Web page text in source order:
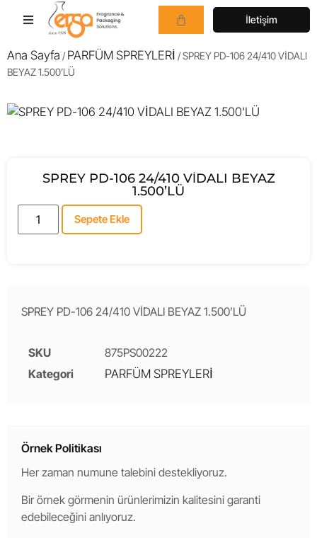
İletişim
Ana Sayfa /PARFÜM SPREYLERİ / SPREY PD-106 24/410 VİDALI
BEYAZ 1.500’LÜ
SPREY PD-106 24/410 VİDALI BEYAZ
1.500’LÜ
Sepete Ekle
SPREY PD-106 24/410 VİDALI BEYAZ 1.500’LÜ
SKU
875PS00222
Kategori
PARFÜM SPREYLERİ
Örnek Politikası
Her zaman numune talebini destekliyoruz.
Bir örnek görmenin ürünlerimizin kalitesini garanti
edebileceğini anlıyoruz.